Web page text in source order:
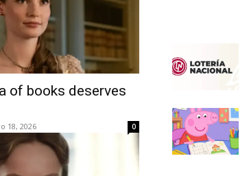
of books deserves
18, 2026 0